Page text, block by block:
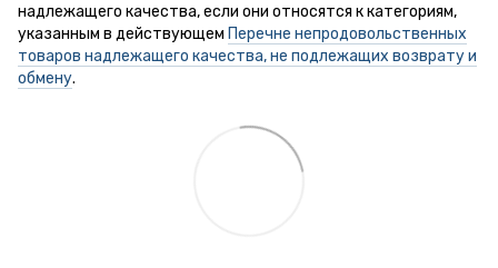
надлежащего качества, если они относятся к категориям,
указанным в действующем Перечне непродовольственных
товаров надлежащего качества, не подлежащих возврату и
обмену.